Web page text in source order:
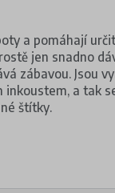
a pomáhají
jen snadno
zábavou. Jsou
a tak
štítky.